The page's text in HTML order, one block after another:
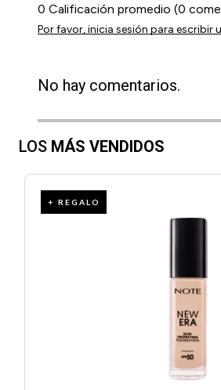
0 Calificación promedio (0
Por favor, inicia sesión para escribir
No hay comentarios.
LOS MÁS VENDIDOS
+ REGALO